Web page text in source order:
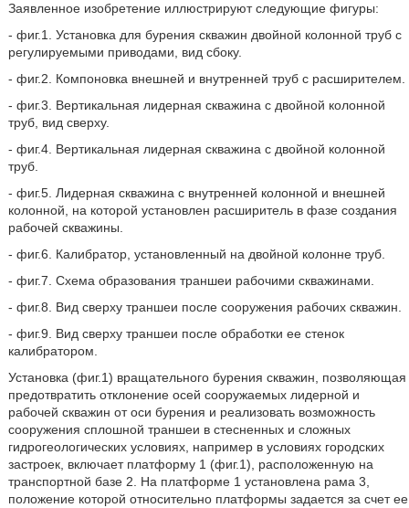
Заявленное изобретение иллюстрируют следующие фигуры:
- фиг.1. Установка для бурения скважин двойной колонной труб с
регулируемыми приводами, вид сбоку.
- фиг.2. Компоновка внешней и внутренней труб с расширителем.
- фиг.3. Вертикальная лидерная скважина с двойной колонной
труб, вид сверху.
- фиг.4. Вертикальная лидерная скважина с двойной колонной
труб.
- фиг.5. Лидерная скважина с внутренней колонной и внешней
колонной, на которой установлен расширитель в фазе создания
рабочей скважины.
- фиг.6. Калибратор, установленный на двойной колонне труб.
- фиг.7. Схема образования траншеи рабочими скважинами.
- фиг.8. Вид сверху траншеи после сооружения рабочих скважин.
- фиг.9. Вид сверху траншеи после обработки ее стенок
калибратором.
Установка (фиг.1) вращательного бурения скважин, позволяющая
предотвратить отклонение осей сооружаемых лидерной и
рабочей скважин от оси бурения и реализовать возможность
сооружения сплошной траншеи в стесненных и сложных
гидрогеологических условиях, например в условиях городских
застроек, включает платформу 1 (фиг.1), расположенную на
транспортной базе 2. На платформе 1 установлена рама 3,
положение которой относительно платформы задается за счет ее